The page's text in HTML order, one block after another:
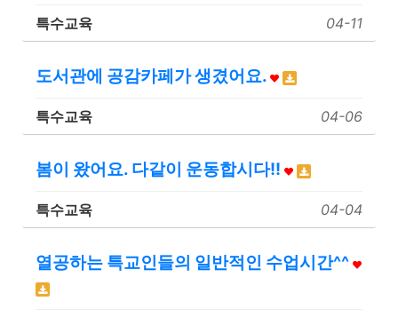
특수교육 04-11
도서관에 공감카페가 생겼어요.
특수교육 04-06
봄이 왔어요. 다같이 운동합시다!!
특수교육 04-04
열공하는 특교인들의 일반적인 수업시간^^